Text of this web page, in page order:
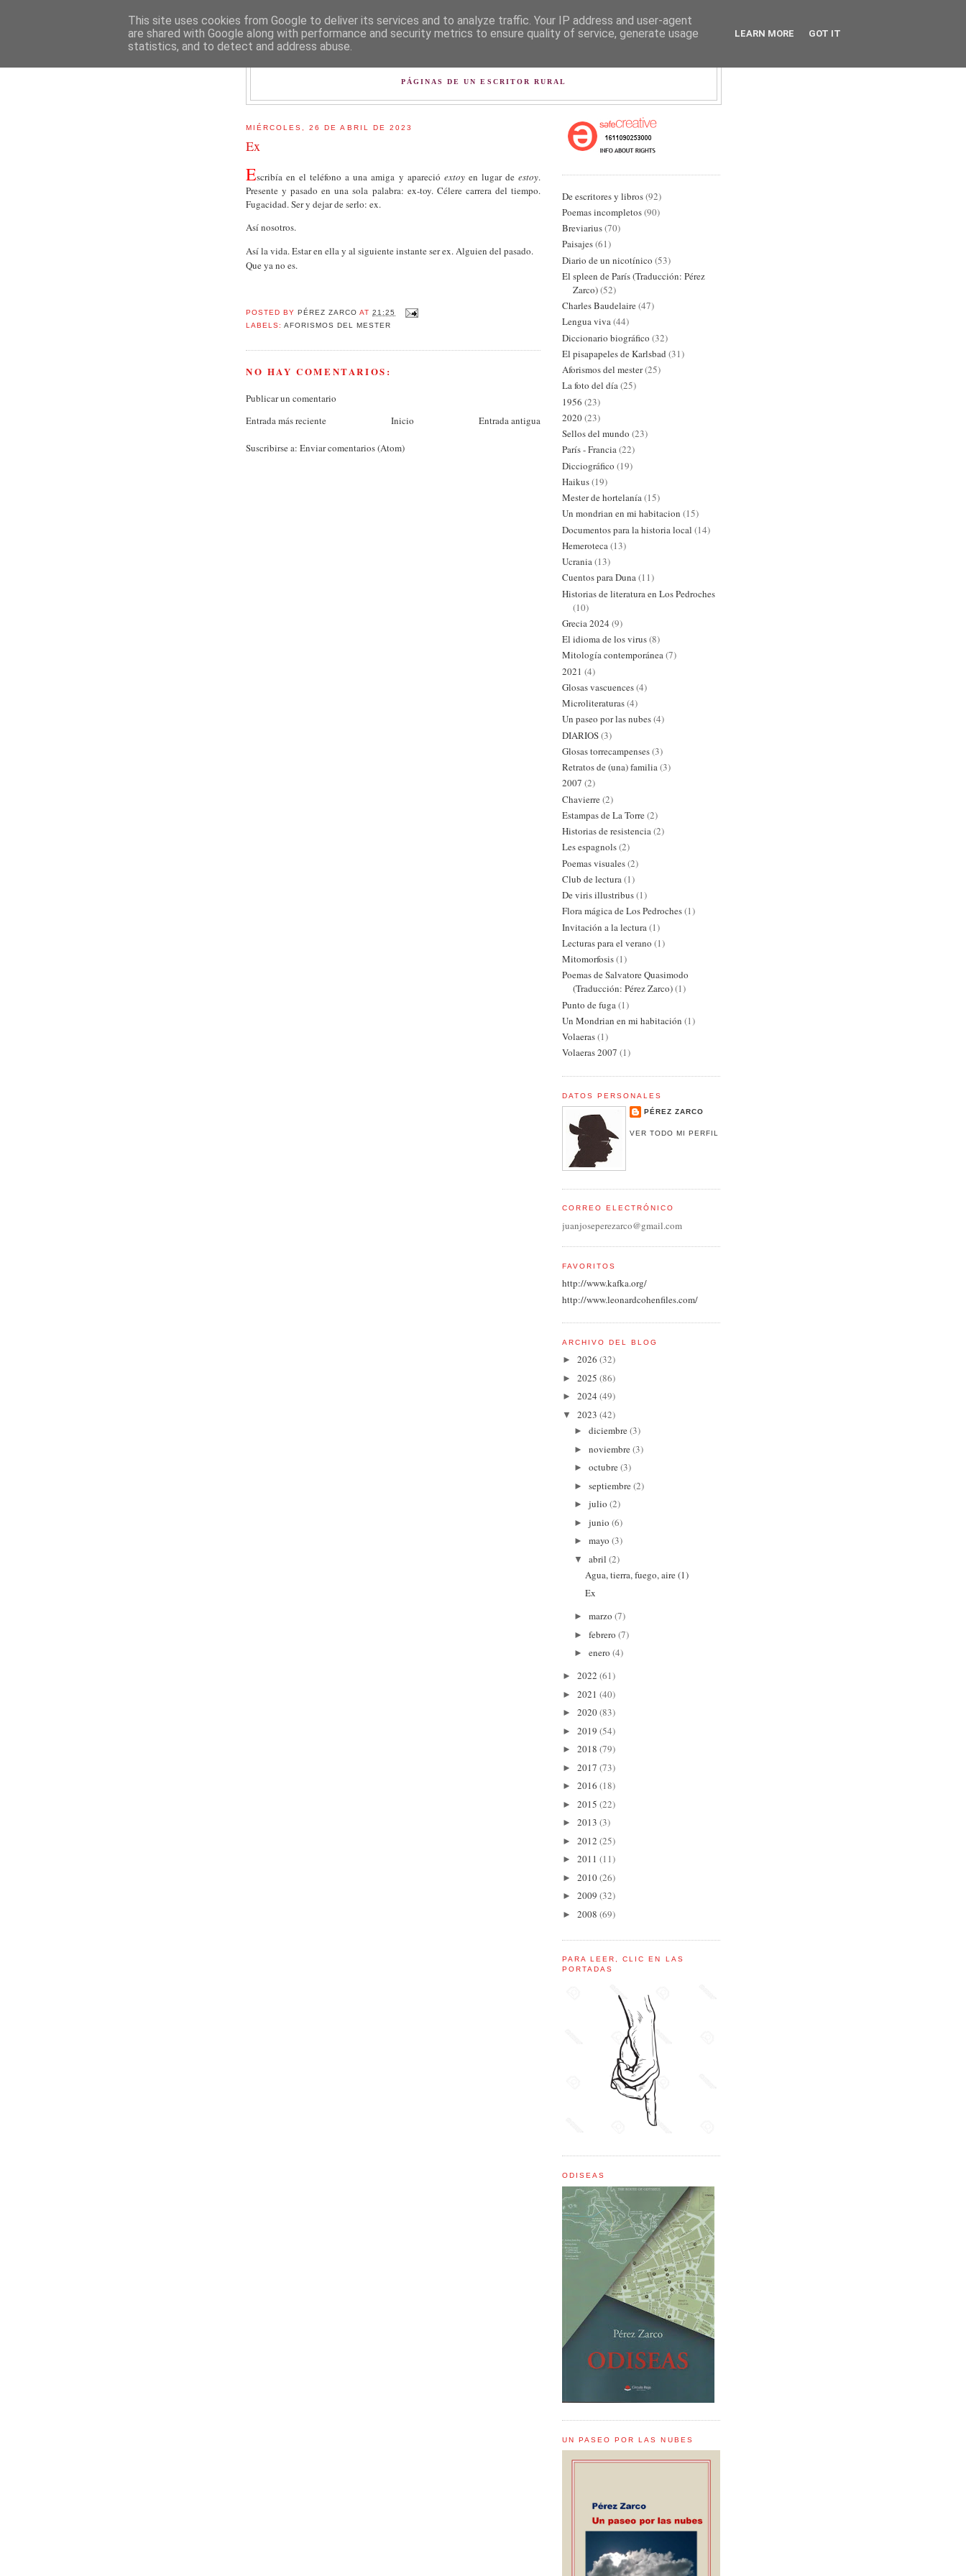
PÁGINAS DE UN ESCRITOR RURAL
MIÉRCOLES, 26 DE ABRIL DE 2023
Ex
Escribía en el teléfono a una amiga y apareció extoyen lugar deestoy.
Presente y pasado en una sola palabra: ex-toy. Célere carrera del tiempo.
Fugacidad. Ser y dejar de serlo: ex.
Así nosotros.
Así la vida. Estar en ella y al siguiente instante ser ex. Alguien del pasado.
Que ya no es.
POSTED BY PÉREZ ZARCO AT21:25
LABELS:AFORISMOS DEL MESTER
NO HAY COMENTARIOS:
Publicar un comentario
Entrada más reciente
Entrada antigua
Inicio
Suscribirse a: Enviar comentarios (Atom)
De escritores y libros(92)
Poemas incompletos(90)
Breviarius(70)
Paisajes(61)
Diario de un nicotínico (53)
El spleen de París (Traducción: Pérez
Zarco)(52)
Charles Baudelaire(47)
Lengua viva(44)
Diccionario biográfico (32)
El pisapapeles de Karlsbad (31)
Aforismos del mester(25)
La foto del día(25)
1956 (23)
2020(23)
Sellos del mundo (23)
París - Francia(22)
Dicciográfico (19)
Haikus(19)
Mester de hortelanía(15)
Un mondrian en mi habitacion (15)
Documentos para la historia local (14)
Hemeroteca(13)
Ucrania(13)
Cuentos para Duna(11)
Historias de literatura en Los Pedroches
(10)
Grecia 2024 (9)
El idioma de los virus(8)
Mitología contemporánea(7)
2021 (4)
Glosas vascuences(4)
Microliteraturas(4)
Un paseo por las nubes(4)
DIARIOS(3)
Glosas torrecampenses(3)
Retratos de (una) familia(3)
2007 (2)
Chavierre(2)
Estampas de La Torre(2)
Historias de resistencia(2)
Les espagnols(2)
Poemas visuales(2)
Club de lectura(1)
De viris illustribus(1)
Flora mágica de Los Pedroches(1)
Invitación a la lectura (1)
Lecturas para el verano (1)
Mitomorfosis(1)
Poemas de Salvatore Quasimodo
(Traducción: Pérez Zarco)(1)
Punto de fuga (1)
Un Mondrian en mi habitación (1)
Volaeras(1)
Volaeras 2007 (1)
DATOS PERSONALES
PÉREZ ZARCO
VER TODO MI PERFIL
CORREO ELECTRÓNICO
juanjoseperezarco@gmail.com
FAVORITOS
http://www.kafka.org/
http://www.leonardcohenfiles.com/
ARCHIVO DEL BLOG
► 2026 (32)
► 2025 (86)
► 2024 (49)
▼ 2023 (42)
► diciembre(3)
► noviembre(3)
► octubre(3)
► septiembre(2)
► julio (2)
► junio (6)
► mayo (3)
▼ abril (2)
Agua, tierra, fuego, aire (1)
Ex
► marzo (7)
► febrero (7)
► enero (4)
► 2022 (61)
► 2021 (40)
► 2020(83)
► 2019 (54)
► 2018 (79)
► 2017 (73)
► 2016 (18)
► 2015 (22)
► 2013 (3)
► 2012 (25)
► 2011 (11)
► 2010(26)
► 2009 (32)
► 2008 (69)
PARA LEER, CLIC EN LAS
PORTADAS
ODISEAS
UN PASEO POR LAS NUBES
This site uses cookies from Google to deliver its services and to analyze traffic. Your IP address and user-agent
are shared with Google along with performance and security metrics to ensure quality of service, generate usage
statistics, and to detect and address abuse.
LEARN MORE GOT IT